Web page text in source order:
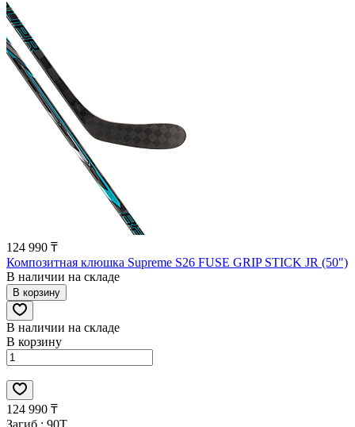
124 990 ₸
Композитная клюшка Supreme S26 FUSE GRIP STICK JR (50")
В наличии на складе
В корзину
В наличии на складе
В корзину
124 990 ₸